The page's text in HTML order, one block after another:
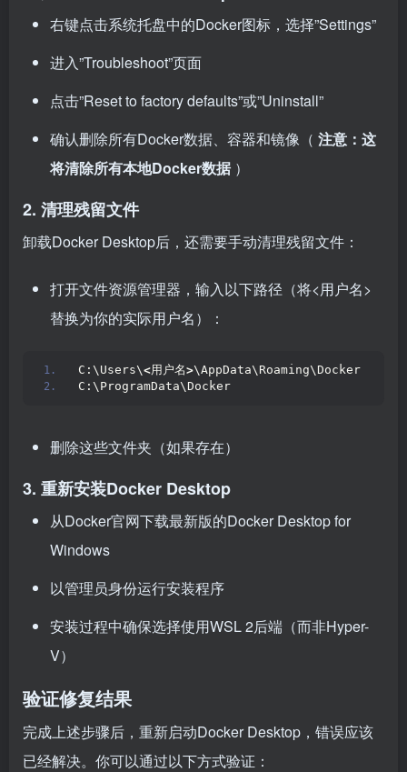
右键点击系统托盘中的Docker图标，选择”Settings”
进入”Troubleshoot”页面
点击”Reset to factory defaults”或”Uninstall”
确认删除所有Docker数据、容器和镜像（ 注意：这
将清除所有本地Docker数据 ）
2. 清理残留文件
卸载Docker Desktop后，还需要手动清理残留文件：
打开文件资源管理器，输入以下路径（将<用户名>
替换为你的实际用户名）：
C:\Users\<用户名>\AppData\Roaming\Docker
C:\ProgramData\Docker
删除这些文件夹（如果存在）
3. 重新安装Docker Desktop
从Docker官网下载最新版的Docker Desktop for
Windows
以管理员身份运行安装程序
安装过程中确保选择使用WSL 2后端（而非Hyper-
V）
验证修复结果
完成上述步骤后，重新启动Docker Desktop，错误应该
已经解决。你可以通过以下方式验证：